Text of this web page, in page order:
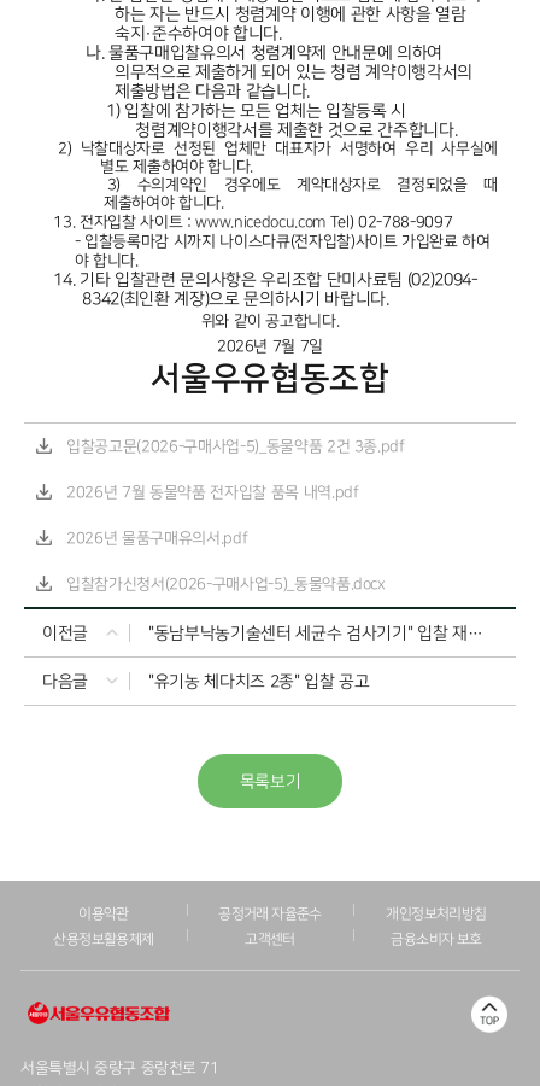
하는 자는 반드시 청렴계약 이행에 관한 사항을 열람
숙지·준수하여야 합니다.
나. 물품구매입찰유의서 청렴계약제 안내문에 의하여
의무적으로 제출하게 되어 있는 청렴 계약이행각서의
제출방법은 다음과 같습니다.
1) 입찰에 참가하는 모든 업체는 입찰등록 시
청렴계약이행각서를 제출한 것으로 간주합니다.
2) 낙찰대상자로 선정된 업체만 대표자가 서명하여 우리 사무실에
별도 제출하여야 합니다.
3) 수의계약인 경우에도 계약대상자로 결정되었을 때
제출하여야 합니다.
13. 전자입찰 사이트 :www.nicedocu.comTel) 02-788-9097
- 입찰등록마감 시까지 나이스다큐(전자입찰)사이트 가입완료 하여
야 합니다.
14. 기타 입찰관련 문의사항은 우리조합 단미사료팀 (02)2094-
8342(최인환 계장)으로 문의하시기 바랍니다.
위와 같이 공고합니다.
2026년 7월 7일
서울우유협동조합
입찰공고문(2026-구매사업-5)_동물약품 2건 3종.pdf
2026년 7월 동물약품 전자입찰 품목 내역.pdf
2026년 물품구매유의서.pdf
입찰참가신청서(2026-구매사업-5)_동물약품.docx
이전글 "동남부낙농기술센터 세균수 검사기기" 입찰 재공고
다음글 "유기농 체다치즈 2종" 입찰 공고
목록보기
이용약관 공정거래 자율준수
개인정보처리방침
산용정보활용체제
고객센터 금융소비자 보호
서울특별시 중랑구 중랑천로 71